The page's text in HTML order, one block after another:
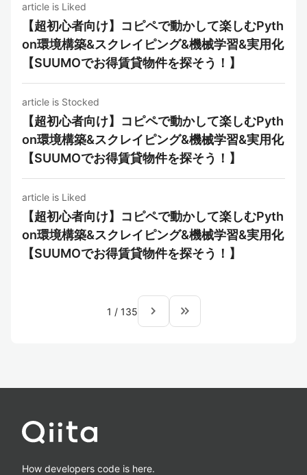
article is Liked
【超初心者向け】コピペで動かして楽しむPyth
on環境構築&スクレイピング&機械学習&実用化
【SUUMOでお得賃貸物件を探そう！】
article is Stocked
【超初心者向け】コピペで動かして楽しむPyth
on環境構築&スクレイピング&機械学習&実用化
【SUUMOでお得賃貸物件を探そう！】
article is Liked
【超初心者向け】コピペで動かして楽しむPyth
on環境構築&スクレイピング&機械学習&実用化
【SUUMOでお得賃貸物件を探そう！】
1 / 135 navigate_next keyboard_double_arrow_right
How developers code is here.